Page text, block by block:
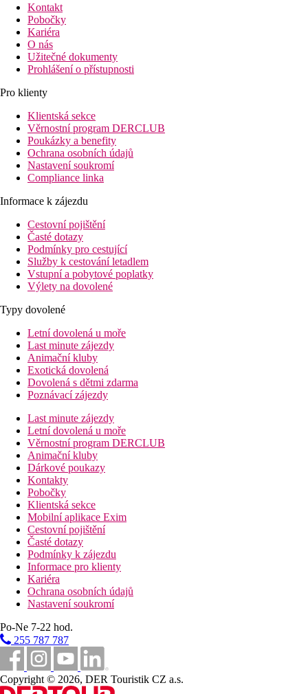
Kontakt
Pobočky
Kariéra
O nás
Užitečné dokumenty
Prohlášení o přístupnosti
Pro klienty
Klientská sekce
Věrnostní program DERCLUB
Poukázky a benefity
Ochrana osobních údajů
Nastavení soukromí
Compliance linka
Informace k zájezdu
Cestovní pojištění
Časté dotazy
Podmínky pro cestující
Služby k cestování letadlem
Vstupní a pobytové poplatky
Výlety na dovolené
Typy dovolené
Letní dovolená u moře
Last minute zájezdy
Animační kluby
Exotická dovolená
Dovolená s dětmi zdarma
Poznávací zájezdy
Last minute zájezdy
Letní dovolená u moře
Věrnostní program DERCLUB
Animační kluby
Dárkové poukazy
Kontakty
Pobočky
Klientská sekce
Mobilní aplikace Exim
Cestovní pojištění
Časté dotazy
Podmínky k zájezdu
Informace pro klienty
Kariéra
Ochrana osobních údajů
Nastavení soukromí
Po-Ne 7-22 hod.
255 787 787
Copyright © 2026, DER Touristik CZ a.s.